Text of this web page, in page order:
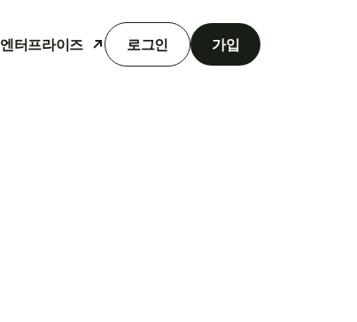
엔터프라이즈 로그인 가입